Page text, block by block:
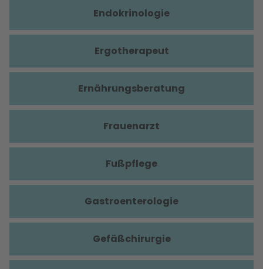
Endokrinologie
Ergotherapeut
Ernährungsberatung
Frauenarzt
Fußpflege
Gastroenterologie
Gefäßchirurgie